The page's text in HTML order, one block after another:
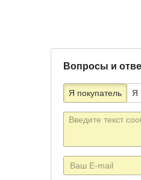
Вопросы и
Я покупатель Я
Текст
E-
mail